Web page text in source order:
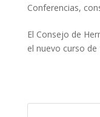
Conferencias,
El Consejo de
el nuevo curso